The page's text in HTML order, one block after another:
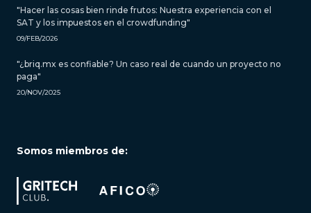
"Hacer las cosas bien rinde frutos: Nuestra experiencia con el
SAT y los impuestos en el crowdfunding"
09/FEB/2026
"¿briq.mx es confiable? Un caso real de cuando un proyecto no
paga"
20/NOV/2025
Somos miembros de: